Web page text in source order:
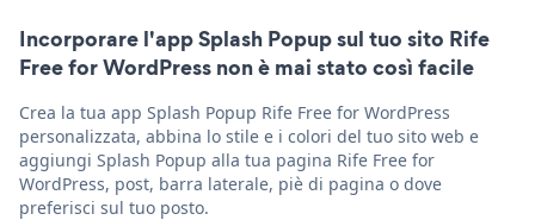
Incorporare l'app Splash Popup sul tuo sito Rife
Free for WordPress non è mai stato così facile
Crea la tua app Splash Popup Rife Free for WordPress
personalizzata, abbina lo stile e i colori del tuo sito web e
aggiungi Splash Popup alla tua pagina Rife Free for
WordPress, post, barra laterale, piè di pagina o dove
preferisci sul tuo posto.